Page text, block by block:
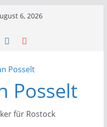
6, 2026
Posselt
für Rostock